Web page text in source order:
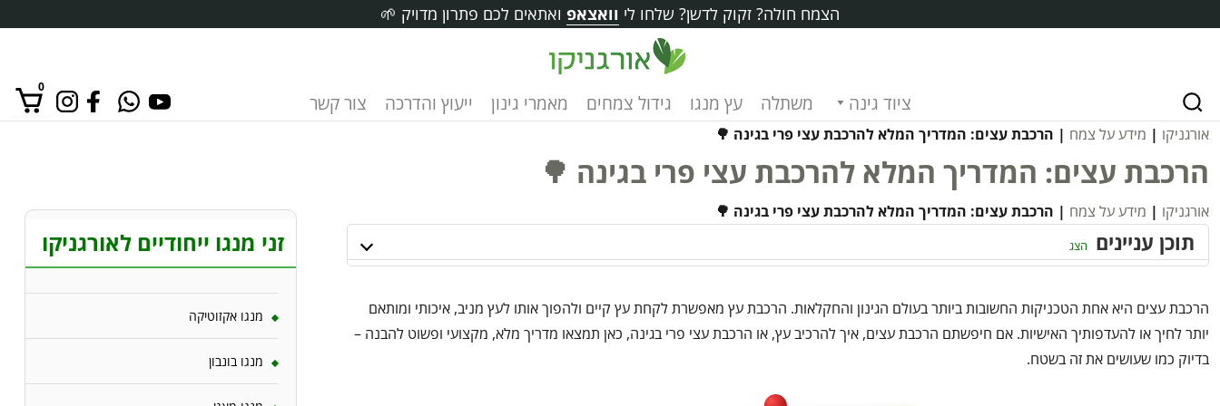
הצמח חולה? זקוק לדשן? שלחו לי וואצאפ ואתאים לכם פתרון מדויק 🌱
ציוד גינה משתלה עץ מנגו גידול צמחים מאמרי גינון ייעוץ והדרכה צור קשר
0
אורגניקו | מידע על צמח | הרכבת עצים: המדריך המלא להרכבת עצי פרי בגינה 🌳
הרכבת עצים: המדריך המלא להרכבת עצי פרי בגינה 🌳
אורגניקו | מידע על צמח | הרכבת עצים: המדריך המלא להרכבת עצי פרי בגינה 🌳
תוכן עניינים הצג
הרכבת עצים היא אחת הטכניקות החשובות ביותר בעולם הגינון והחקלאות. הרכבת עץ מאפשרת לקחת עץ קיים ולהפוך אותו לעץ מניב, איכותי ומותאם
יותר לחיך או להעדפותיך האישיות. אם חיפשתם הרכבת עצים, איך להרכיב עץ, או הרכבת עצי פרי בגינה, כאן תמצאו מדריך מלא, מקצועי ופשוט להבנה –
בדיוק כמו שעושים את זה בשטח.
זני מנגו ייחודיים לאורגניקו
מנגו אקזוטיקה
מנגו בונבון